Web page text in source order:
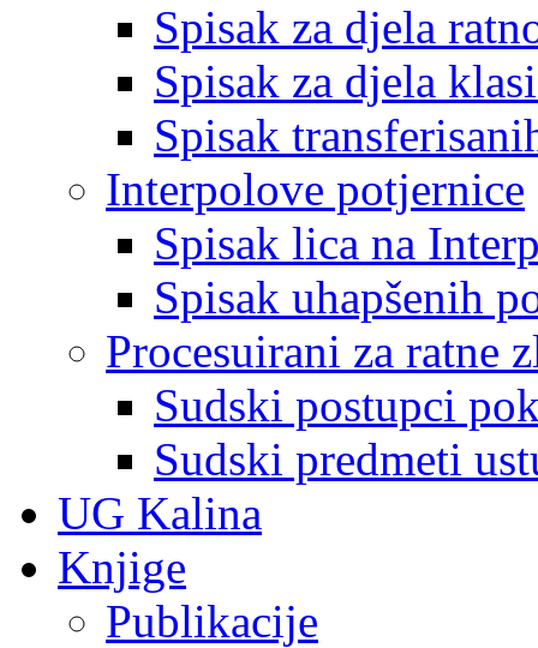
Spisak za djela
Spisak za djela
Spisak
Interpolove potjernice
Spisak lica na
Spisak uhapšenih
Procesuirani za ratne
Sudski postupci
Sudski predmeti
UG Kalina
Knjige
Publikacije